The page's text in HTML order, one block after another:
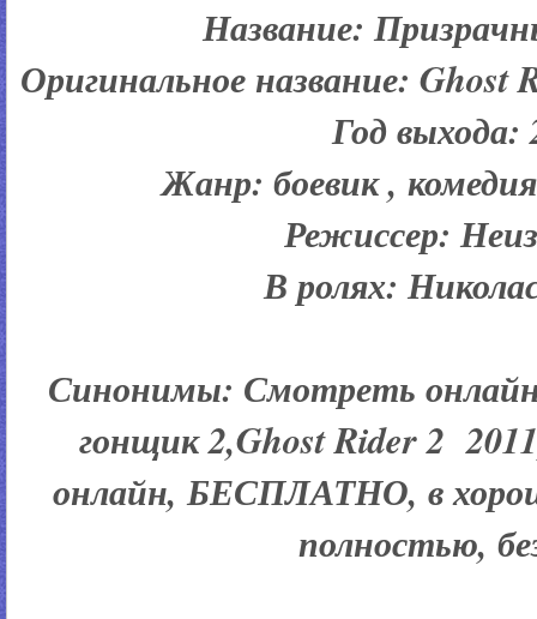
Название:
Оригинальное название: Ghost
Год выхода:
Жанр: боевик ,
Режиссер:
В ролях:
Синонимы: Смотреть
гонщик 2,Ghost Rider 2
онлайн, БЕСПЛАТНО, в
полностью,